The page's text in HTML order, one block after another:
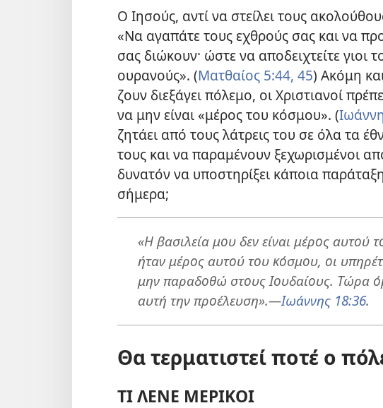
Ο Ιησούς, αντί να στείλει τους
«Να αγαπάτε τους εχθρούς σας και να
σας διώκουν· ώστε να αποδειχτείτε γιοι
ουρανούς». (Ματθαίος 5:44, 45) Ακόμη
ζουν διεξάγει πόλεμο, οι Χριστιανοί
να μην είναι «μέρος του κόσμου». (
ζητάει από τους λάτρεις του σε όλα τα
τους και να παραμένουν ξεχωρισμένοι
δυνατόν να υποστηρίξει κάποια
σήμερα;
«Η βασιλεία μου δεν είναι μέρος αυτού
ήταν μέρος αυτού του κόσμου, οι
μην παραδοθώ στους Ιουδαίους. Τώρα
αυτή την προέλευση».​—Ιωάννης 18:36.
Θα τερματιστεί ποτέ ο
ΤΙ ΛΕΝΕ ΜΕΡΙΚΟΙ